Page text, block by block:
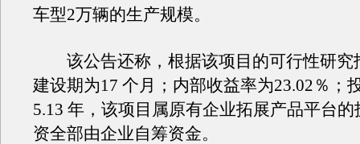
车型2万辆的生产规模。
该公告还称，根据该项目的可行性研究
建设期为17 个月；内部收益率为23.02％；
5.13 年，该项目属原有企业拓展产品平台
资全部由企业自筹资金。